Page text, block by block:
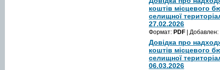
коштів місцевого
селищної
27.02.2026
Формат: PDF | Добавлен:
Довідка про
коштів місцевого
селищної
06.03.2026